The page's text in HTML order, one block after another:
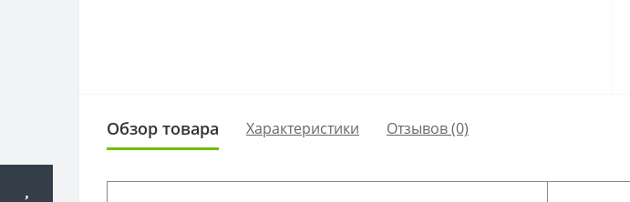
Обзор товара Характеристики Отзывов (0)